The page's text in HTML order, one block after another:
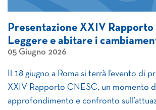
Presentazione XXIV Rapporto
Leggere e abitare i
05 Giugno 2026
Il 18 giugno a Roma si terrà l’evento di
XXIV Rapporto CNESC, un momento
approfondimento e confronto